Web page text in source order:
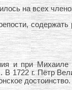
на всех
и при Михаиле
1722 г. Пётр
достоинство.